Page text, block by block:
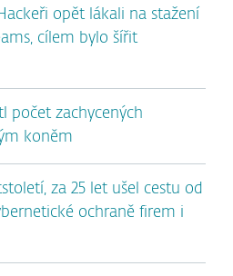
opět lákali na stažení
cílem bylo šířit
počet zachycených
koněm
za 25 let ušel cestu od
ochraně firem i